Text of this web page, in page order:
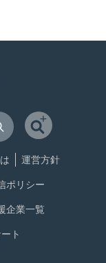
運営方針
ポリシー
企業一覧
ト